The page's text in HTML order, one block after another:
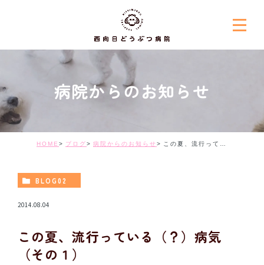
病院からのお知らせ
HOME ブログ 病院からのお知らせ この夏、流行っている（？）病気（その１）
BLOG02
2014.08.04
この夏、流行っている（？）病気
（その１）